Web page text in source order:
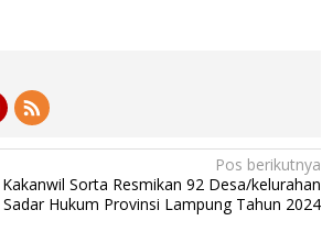
Pos berikutnya
Kakanwil Sorta Resmikan 92 Desa/kelurahan
Sadar Hukum Provinsi Lampung Tahun 2024